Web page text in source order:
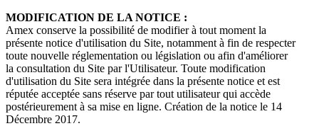
MODIFICATION DE LA NOTICE :
Amex conserve la possibilité de modifier à tout moment la
présente notice d'utilisation du Site, notamment à fin de respecter
toute nouvelle réglementation ou législation ou afin d'améliorer
la consultation du Site par l'Utilisateur. Toute modification
d'utilisation du Site sera intégrée dans la présente notice et est
réputée acceptée sans réserve par tout utilisateur qui accède
postérieurement à sa mise en ligne. Création de la notice le 14
Décembre 2017.